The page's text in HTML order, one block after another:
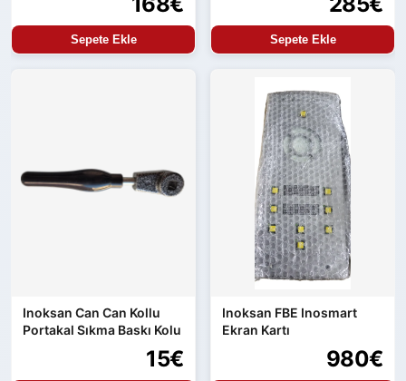
Sepete Ekle Sepete Ekle
Inoksan Can Can Kollu
Portakal Sıkma Baskı Kolu
15€
Inoksan FBE Inosmart
Ekran Kartı
980€